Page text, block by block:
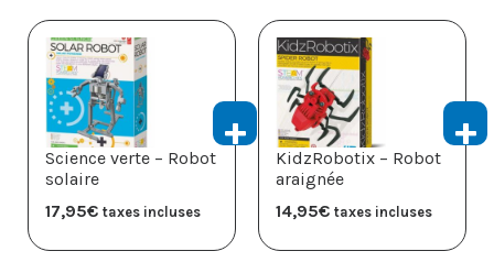
Science verte – Robot
solaire
17,95€ taxes incluses
KidzRobotix – Robot
araignée
14,95€ taxes incluses